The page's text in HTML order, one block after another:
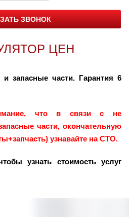
ЗВОНОК
ЦЕН
запасные части. Гарантия 6
что в связи с не
части, окончательную
узнавайте на СТО.
узнать стоимость услуг